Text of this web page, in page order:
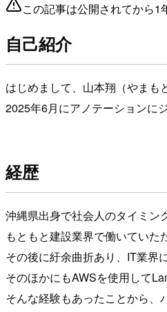
この記事は公開されてから1
自己紹介
はじめまして、山本翔（やまも
2025年6月にアノテーションに
経歴
沖縄県出身で社会人のタイミン
もともと建設業界で働いていた
その後に紆余曲折あり、IT業界
そのほかにもAWSを使用して
そんな経験もあったことから、